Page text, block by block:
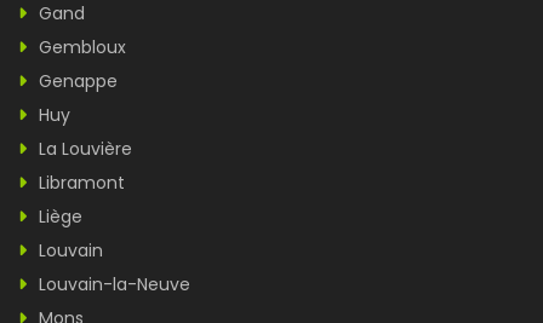
Gand
Gembloux
Genappe
Huy
La Louvière
Libramont
Liège
Louvain
Louvain-la-Neuve